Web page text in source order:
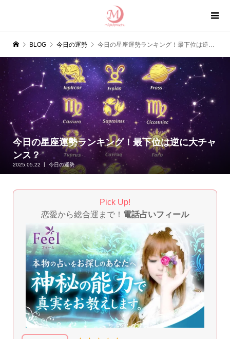
BLOG 今日の運勢 今日の星座運勢ランキング！最下位は逆に大チャンス？
今日の星座運勢ランキング！最下位は逆に大チャ
ンス？
2025.05.22 今日の運勢
Pick Up!
恋愛から総合運まで！ 電話占いフィール